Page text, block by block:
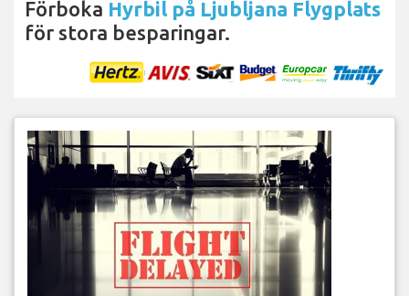
Förboka Hyrbil på Ljubljana Flygplats
för stora besparingar.